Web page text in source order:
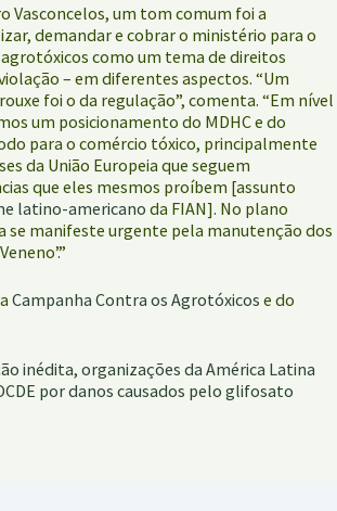
Vasconcelos, um tom comum foi a
demandar e cobrar o ministério para o
como um tema de direitos
– em diferentes aspectos. “Um
foi o da regulação”, comenta. “Em nível
um posicionamento do MDHC e do
para o comércio tóxico, principalmente
da União Europeia que seguem
que eles mesmos proíbem [assunto
latino-americanoda FIAN]. No plano
se manifeste urgente pela manutenção dos
Campanha Contra os Agrotóxicos e do
inédita, organizações da América Latina
por danos causados pelo glifosato